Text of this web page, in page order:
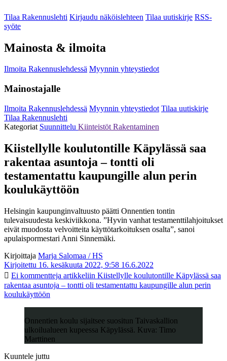
Tilaa Rakennuslehti Kirjaudu näköislehteen Tilaa uutiskirje RSS-
syöte
Mainosta & ilmoita
Ilmoita Rakennuslehdessä Myynnin yhteystiedot
Mainostajalle
Ilmoita Rakennuslehdessä Myynnin yhteystiedot Tilaa uutiskirje
Tilaa Rakennuslehti
Kategoriat Suunnittelu Kiinteistöt Rakentaminen
Kiistellylle koulutontille Käpylässä saa
rakentaa asuntoja – tontti oli
testamentattu kaupungille alun perin
koulukäyttöön
Helsingin kaupunginvaltuusto päätti Onnentien tontin
tulevaisuudesta keskiviikkona. ”Hyvin vanhat testamenttilahjoitukset
eivät muodosta velvoitteita käyttötarkoituksen osalta”, sanoi
apulaispormestari Anni Sinnemäki.
Kirjoittaja Marja Salomaa / HS
Kirjoitettu 16. kesäkuuta 2022, 9:58 16.6.2022
Ei kommentteja artikkeliin Kiistellylle koulutontille Käpylässä saa
rakentaa asuntoja – tontti oli testamentattu kaupungille alun perin
koulukäyttöön
Onnentien koulu sijaitsee suositun Taivaskallion
ulkoilualueen kupeessa Käpylässä. Kuva: Timo
Marttinen
Kuuntele juttu